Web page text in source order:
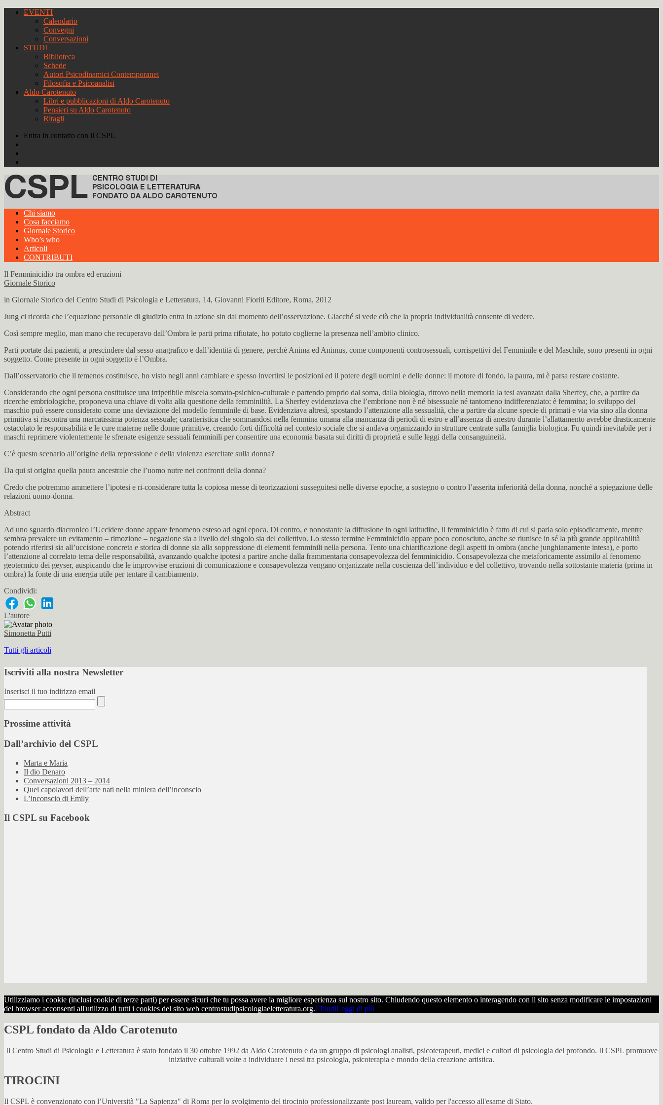
EVENTI
Calendario
Convegni
Conversazioni
STUDI
Biblioteca
Schede
Autori Psicodinamici Contemporanei
Filosofia e Psicoanalisi
Aldo Carotenuto
Libri e pubblicazioni di Aldo Carotenuto
Pensieri su Aldo Carotenuto
Ritagli
Entra in contatto con il CSPL
Chi siamo
Cosa facciamo
Giornale Storico
Who’s who
Articoli
CONTRIBUTI
Il Femminicidio tra ombra ed eruzioni
Giornale Storico
in Giornale Storico del Centro Studi di Psicologia e Letteratura, 14, Giovanni Fioriti Editore, Roma, 2012
Jung ci ricorda che l’equazione personale di giudizio entra in azione sin dal momento dell’osservazione. Giacché si vede ciò che la propria individualità consente di vedere.
Così sempre meglio, man mano che recuperavo dall’Ombra le parti prima rifiutate, ho potuto coglierne la presenza nell’ambito clinico.
Parti portate dai pazienti, a prescindere dal sesso anagrafico e dall’identità di genere, perché Anima ed Animus, come componenti controsessuali, corrispettivi del Femminile e del Maschile, sono presenti in ogni
soggetto. Come presente in ogni soggetto è l’Ombra.
Dall’osservatorio che il temenos costituisce, ho visto negli anni cambiare e spesso invertirsi le posizioni ed il potere degli uomini e delle donne: il motore di fondo, la paura, mi è parsa restare costante.
Considerando che ogni persona costituisce una irripetibile miscela somato-psichico-culturale e partendo proprio dal soma, dalla biologia, ritrovo nella memoria la tesi avanzata dalla Sherfey, che, a partire da
ricerche embriologiche, proponeva una chiave di volta alla questione della femminilità. La Sherfey evidenziava che l’embrione non è né bisessuale né tantomeno indifferenziato: è femmina; lo sviluppo del
maschio può essere considerato come una deviazione del modello femminile di base. Evidenziava altresì, spostando l’attenzione alla sessualità, che a partire da alcune specie di primati e via via sino alla donna
primitiva si riscontra una marcatissima potenza sessuale; caratteristica che sommandosi nella femmina umana alla mancanza di periodi di estro e all’assenza di anestro durante l’allattamento avrebbe drasticamente
ostacolato le responsabilità e le cure materne nelle donne primitive, creando forti difficoltà nel contesto sociale che si andava organizzando in strutture centrate sulla famiglia biologica. Fu quindi inevitabile per i
maschi reprimere violentemente le sfrenate esigenze sessuali femminili per consentire una economia basata sui diritti di proprietà e sulle leggi della consanguineità.
C’è questo scenario all’origine della repressione e della violenza esercitate sulla donna?
Da qui si origina quella paura ancestrale che l’uomo nutre nei confronti della donna?
Credo che potremmo ammettere l’ipotesi e ri-considerare tutta la copiosa messe di teorizzazioni susseguitesi nelle diverse epoche, a sostegno o contro l’asserita inferiorità della donna, nonché a spiegazione delle
relazioni uomo-donna.
Abstract
Ad uno sguardo diacronico l’Uccidere donne appare fenomeno esteso ad ogni epoca. Di contro, e nonostante la diffusione in ogni latitudine, il femminicidio è fatto di cui si parla solo episodicamente, mentre
sembra prevalere un evitamento – rimozione – negazione sia a livello del singolo sia del collettivo. Lo stesso termine Femminicidio appare poco conosciuto, anche se riunisce in sé la più grande applicabilità
potendo riferirsi sia all’uccisione concreta e storica di donne sia alla soppressione di elementi femminili nella persona. Tento una chiarificazione degli aspetti in ombra (anche junghianamente intesa), e porto
l’attenzione al correlato tema delle responsabilità, avanzando qualche ipotesi a partire anche dalla frammentaria consapevolezza del femminicidio. Consapevolezza che metaforicamente assimilo al fenomeno
geotermico dei geyser, auspicando che le improvvise eruzioni di comunicazione e consapevolezza vengano organizzate nella coscienza dell’individuo e del collettivo, trovando nella sottostante materia (prima in
ombra) la fonte di una energia utile per tentare il cambiamento.
Condividi:
L'autore
Simonetta Putti
Tutti gli articoli
Iscriviti alla nostra Newsletter
Inserisci il tuo indirizzo email
Prossime attività
Dall’archivio del CSPL
Marta e Maria
Il dio Denaro
Conversazioni 2013 – 2014
Quei capolavori dell’arte nati nella miniera dell’inconscio
L’inconscio di Emily
Il CSPL su Facebook
Utilizziamo i cookie (inclusi cookie di terze parti) per essere sicuri che tu possa avere la migliore esperienza sul nostro sito. Chiudendo questo elemento o interagendo con il sito senza modificare le impostazioni
del browser acconsenti all'utilizzo di tutti i cookies del sito web centrostudipsicologiaeletteratura.org.ChiudiLeggi di più
CSPL fondato da Aldo Carotenuto
Il Centro Studi di Psicologia e Letteratura è stato fondato il 30 ottobre 1992 da Aldo Carotenuto e da un gruppo di psicologi analisti, psicoterapeuti, medici e cultori di psicologia del profondo. Il CSPL promuove
iniziative culturali volte a individuare i nessi tra psicologia, psicoterapia e mondo della creazione artistica.
TIROCINI
Il CSPL è convenzionato con l’Università "La Sapienza" di Roma per lo svolgimento del tirocinio professionalizzante post lauream, valido per l'accesso all'esame di Stato.